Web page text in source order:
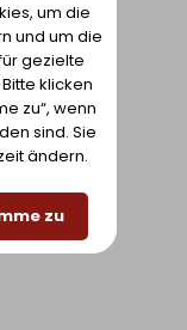
(131,15€
(124,59€inkl. MwSt.
Preis der
30 Tage:
ZUR LISTE
HINZUFÜGEN
um die
und um die
gezielte
klicken
zu“, wenn
sind. Sie
ändern.
zu